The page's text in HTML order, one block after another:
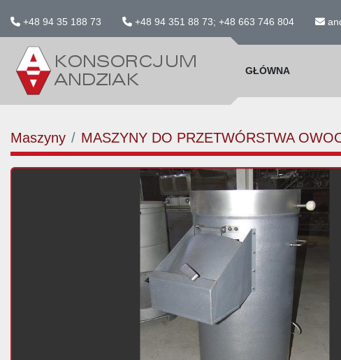
+48 94 35 188 73 +48 94 351 88 73; +48 663 746 804
GŁÓWNA
Maszyny MASZYNY DO PRZETWÓRSTWA